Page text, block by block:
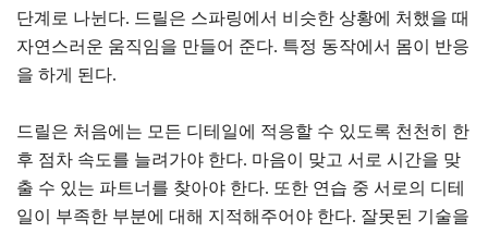
단계로 나뉜다. 드릴은 스파링에서 비슷한 상황에 처했을 때
자연스러운 움직임을 만들어 준다. 특정 동작에서 몸이 반응
을 하게 된다.
드릴은 처음에는 모든 디테일에 적응할 수 있도록 천천히 한
후 점차 속도를 늘려가야 한다. 마음이 맞고 서로 시간을 맞
출 수 있는 파트너를 찾아야 한다. 또한 연습 중 서로의 디테
일이 부족한 부분에 대해 지적해주어야 한다. 잘못된 기술을